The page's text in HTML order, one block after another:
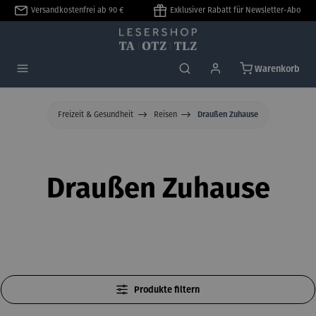
springen
Versandkostenfrei ab 90 € Exklusiver Rabatt für Newsletter-Abo
Warenkorb
Freizeit & Gesundheit Reisen Draußen Zuhause
Draußen Zuhause
Produkte filtern